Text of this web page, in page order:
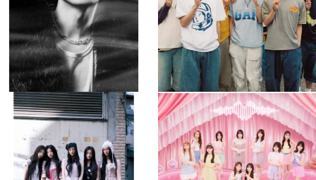
musicjapantv
💡8月特番放送決定！
8月 4
2 0
musicjapantv
💡8月特番放送決定！
...
8月 4
2 0